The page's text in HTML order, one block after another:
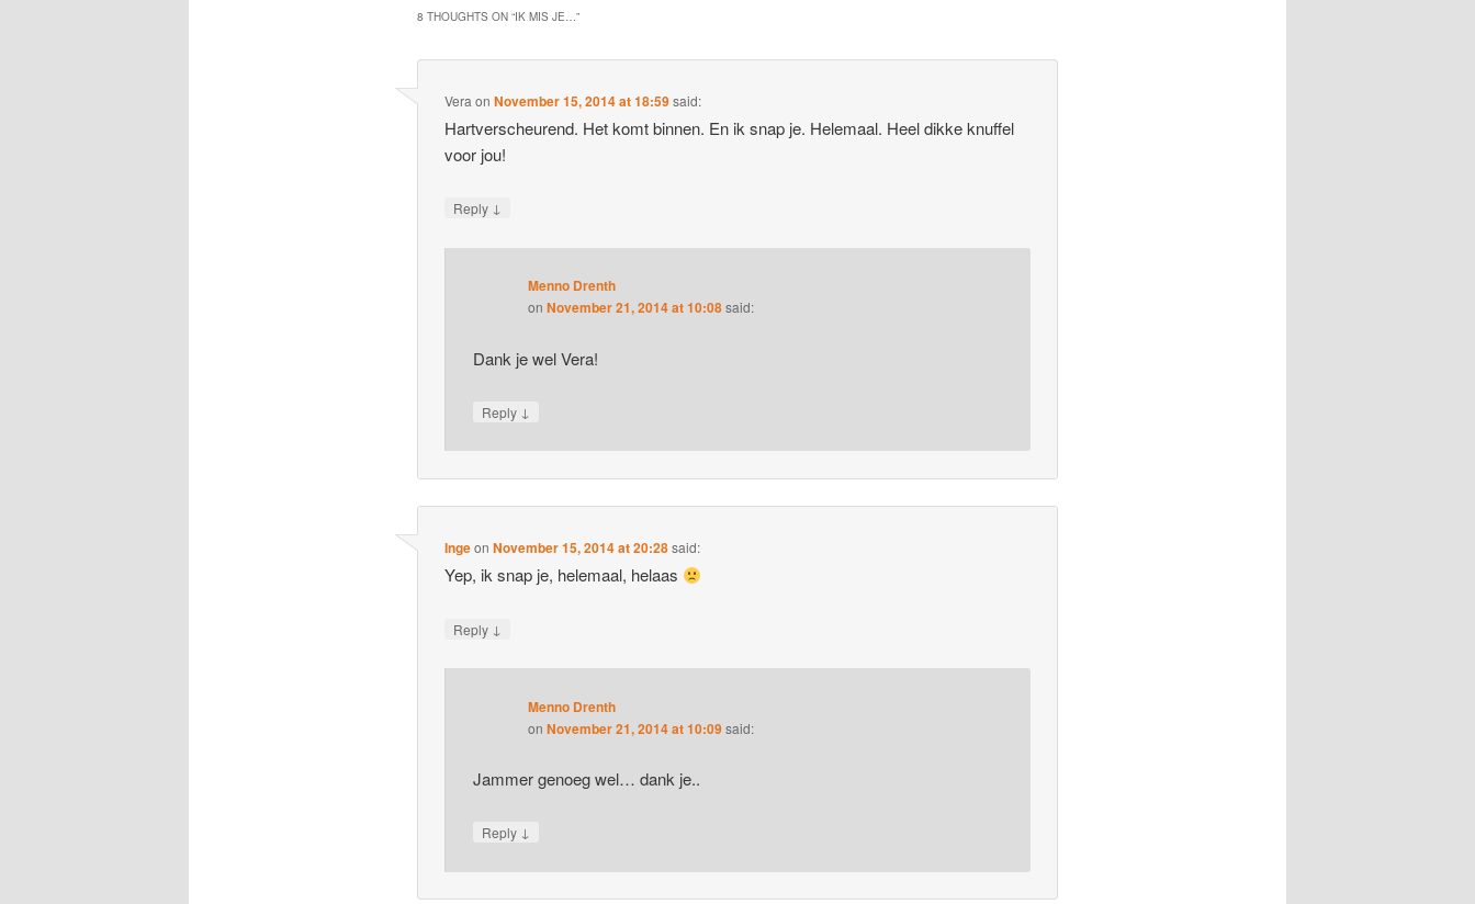
8 THOUGHTS ON “IK MIS JE… ”
Vera onNovember 15, 2014 at 18:59said:
Hartverscheurend. Het komt binnen. En ik snap je. Helemaal. Heel dikke knuffel
voor jou!
Reply ↓
Menno Drenth
on November 21, 2014 at 10:08said:
Dank je wel Vera!
Reply ↓
IngeonNovember 15, 2014 at 20:28said:
Yep, ik snap je, helemaal, helaas
Reply ↓
Menno Drenth
on November 21, 2014 at 10:09said:
Jammer genoeg wel… dank je..
Reply ↓